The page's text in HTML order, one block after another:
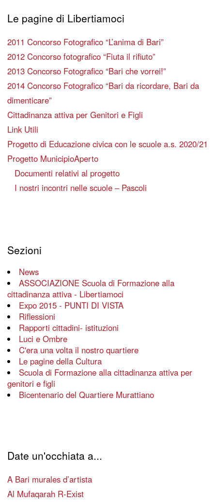
Le pagine di Libertiamoci
2011 Concorso Fotografico “L’anima di Bari”
2012 Concorso fotografico “Fiuta il rifiuto”
2013 Concorso Fotografico “Bari che vorrei!”
2014 Concorso Fotografico “Bari da ricordare, Bari da
dimenticare”
Cittadinanza attiva per Genitori e Figli
Link Utili
Progetto di Educazione civica con le scuole a.s. 2020/21
Progetto MunicipioAperto
Documenti relativi al progetto
I nostri incontri nelle scuole – Pascoli
Sezioni
News
ASSOCIAZIONE Scuola di Formazione alla
cittadinanza attiva - Libertiamoci
Expo 2015 - PUNTI DI VISTA
Riflessioni
Rapporti cittadini- istituzioni
Luci e Ombre
C'era una volta il nostro quartiere
Le pagine della Cultura
Scuola di Formazione alla cittadinanza attiva per
genitori e figli
Bicentenario del Quartiere Murattiano
Date un'occhiata a...
A Bari murales d’artista
Al Mufaqarah R-Exist